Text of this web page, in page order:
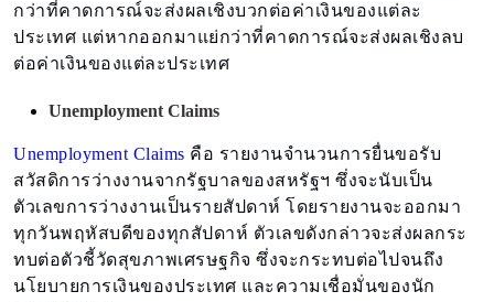
กว่าที่คาดการณ์จะส่งผลเชิงบวกต่อค่าเงินของแต่ละ
ประเทศ แต่หากออกมาแย่กว่าที่คาดการณ์จะส่งผลเชิงลบ
ต่อค่าเงินของแต่ละประเทศ
Unemployment Claims
Unemployment Claims คือ รายงานจำนวนการยื่นขอรับ
สวัสดิการว่างงานจากรัฐบาลของสหรัฐฯ ซึ่งจะนับเป็น
ตัวเลขการว่างงานเป็นรายสัปดาห์ โดยรายงานจะออกมา
ทุกวันพฤหัสบดีของทุกสัปดาห์ ตัวเลขดังกล่าวจะส่งผลกระ
ทบต่อตัวชี้วัดสุขภาพเศรษฐกิจ ซึ่งจะกระทบต่อไปจนถึง
นโยบายการเงินของประเทศ และความเชื่อมั่นของนัก